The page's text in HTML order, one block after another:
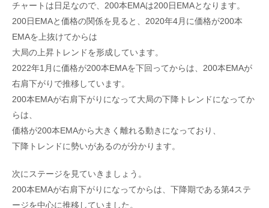
チャートは日足なので、200本EMAは200日EMAとなります。
200日EMAと価格の関係を見ると、2020年4月に価格が200本
EMAを上抜けてからは
大局の上昇トレンドを形成しています。
2022年1月に価格が200本EMAを下回ってからは、200本EMAが
右肩下がりで推移しています。
200本EMAが右肩下がりになって大局の下降トレンドになってか
らは、
価格が200本EMAから大きく離れる動きになっており、
下降トレンドに勢いがあるのが分かります。
次にステージを見ていきましょう。
200本EMAが右肩下がりになってからは、下降期である第4ステ
ージを中心に推移していました。